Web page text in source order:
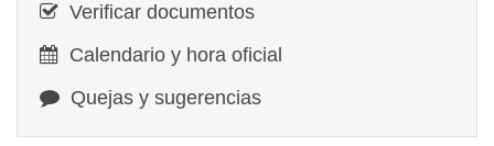
Verificar documentos
Calendario y hora oficial
Quejas y sugerencias